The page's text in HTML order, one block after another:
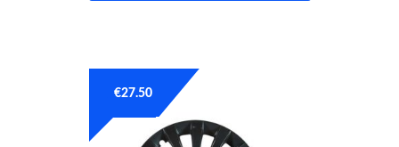
€27.50